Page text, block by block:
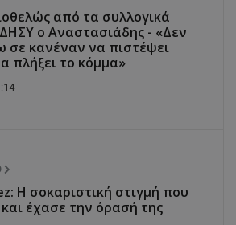
από τα συλλογικά
ο Αναστασιάδης - «Δεν
σε κανέναν να πιστέψει
πλήξει το κόμμα»
Η σοκαριστική στιγμή που
έχασε την όρασή της